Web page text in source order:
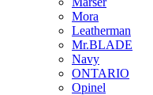
Mora
Leatherman
Mr.BLADE
Navy
ONTARIO
Opinel